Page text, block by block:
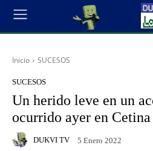
Inicio SUCESOS
SUCESOS
Un herido leve en un
ocurrido ayer en Cetina
DUKVI TV 5 Enero 2022